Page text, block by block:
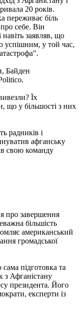
20 років.
переживає біль
себе. Він
заявляв, що
успішним, у той час,
Байден
Їх
що у більшості з них
радників і
афганську
свою команду
про завершення
більшість
американський
громадської
підготовка та
з Афганістану
президента. Його
експерти із